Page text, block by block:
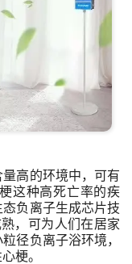
高的环境中，可有
这种高死亡率的疾
负离子生成芯片技
，可为人们在居家
径负离子浴环境，
梗。